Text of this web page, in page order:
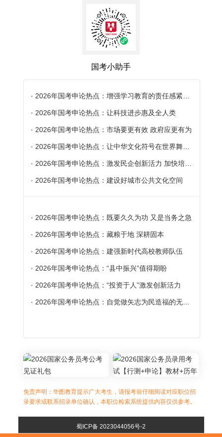
国考小助手
· 2026年国考申论热点：增强学习教育的责任感紧迫感
· 2026年国考申论热点：让科技进步惠及全人类
· 2026年国考申论热点：市场要更有效 政府应更有为
· 2026年国考申论热点：让中华文化符号在世界舞台上更加璀璨
· 2026年国考申论热点：激发民企创新活力 加快培育新质生产力
· 2026年国考申论热点：建设好城市公共文化空间
· 2026年国考申论热点：既要久久为功 又是当务之急
· 2026年国考申论热点：藏粮于地 深耕固本
· 2026年国考申论热点：建强新时代高校教师队伍
· 2026年国考申论热点：“县中振兴”值得期盼
· 2026年国考申论热点：“投资于人”激发创新活力
· 2026年国考申论热点：自觉做矢志为民造福的无私奉献者
免责声明：华图教育提示广大考生，请报考前仔细阅读对应职位招
录要求或联系招录单位确认，本职位检索系统提供内容仅供参考。
蜀ICP备 2023044056号-2